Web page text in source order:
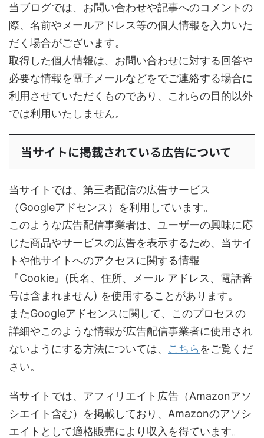
当ブログでは、お問い合わせや記事へのコメントの
際、名前やメールアドレス等の個人情報を入力いた
だく場合がございます。
取得した個人情報は、お問い合わせに対する回答や
必要な情報を電子メールなどをでご連絡する場合に
利用させていただくものであり、これらの目的以外
では利用いたしません。
当サイトに掲載されている広告について
当サイトでは、第三者配信の広告サービス
（Googleアドセンス）を利用しています。
このような広告配信事業者は、ユーザーの興味に応
じた商品やサービスの広告を表示するため、当サイ
トや他サイトへのアクセスに関する情報
『Cookie』(氏名、住所、メール アドレス、電話番
号は含まれません) を使用することがあります。
またGoogleアドセンスに関して、このプロセスの
詳細やこのような情報が広告配信事業者に使用され
ないようにする方法については、 こちら をご覧くだ
さい。
当サイトでは、アフィリエイト広告（Amazonアソ
シエイト含む）を掲載しており、Amazonのアソシ
エイトとして適格販売により収入を得ています。